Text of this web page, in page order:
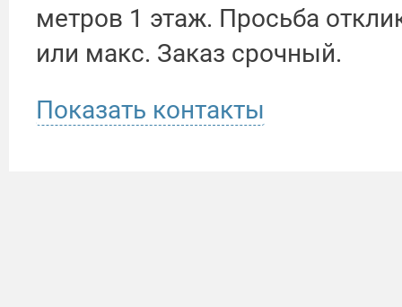
метров 1 этаж. Просьба
или макс. Заказ срочный.
Показать контакты